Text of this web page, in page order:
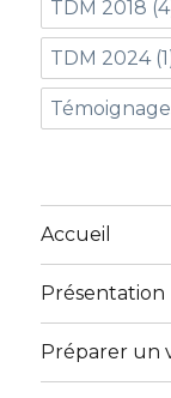
TDM 2018
TDM 2024
Accueil
Présentation
Préparer un